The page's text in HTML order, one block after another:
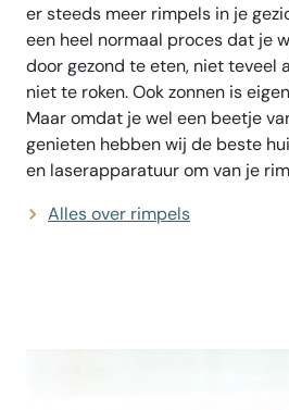
er steeds meer rimpels in je
een heel normaal proces dat je
door gezond te eten, niet teveel
niet te roken. Ook zonnen is
Maar omdat je wel een beetje
genieten hebben wij de beste
en laserapparatuur om van je
Alles over rimpels